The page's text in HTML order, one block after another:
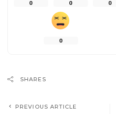
0 0 0
0
SHARES
PREVIOUS ARTICLE